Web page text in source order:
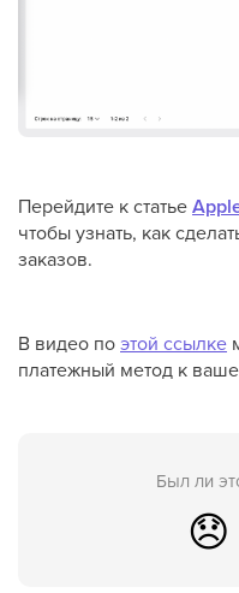
Перейдите к статье
чтобы узнать, как
заказов.
В видео поэтой ссылке
платежный метод к
Был ли
😞